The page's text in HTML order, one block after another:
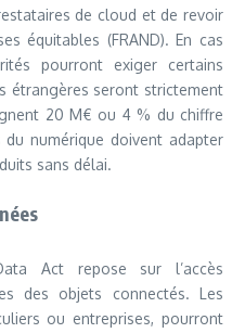
de cloud et de revoir
équitables (FRAND). En cas
pourront exiger certains
étrangères seront strictement
20 M€ ou 4 % du chiffre
du numérique doivent adapter
sans délai.
Act repose sur l’accès
des objets connectés. Les
ou entreprises, pourront